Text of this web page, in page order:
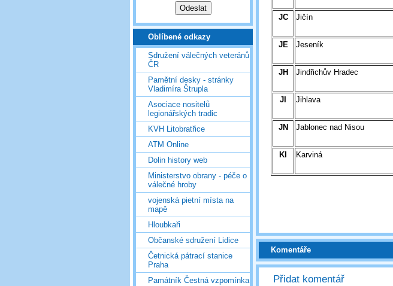
Oblíbené odkazy
Sdružení válečných veteránů
ČR
Pamětní desky - stránky
Vladimíra Štrupla
Asociace nositelů
legionářských tradic
KVH Litobratřice
ATM Online
Dolin history web
Ministerstvo obrany - péče o
válečné hroby
vojenská pietní místa na
mapě
Hloubkaři
Občanské sdružení Lidice
Četnická pátrací stanice
Praha
Památník Čestná vzpomínka
JC Jičín
JE Jeseník
JH Jindřichův Hradec
JI Jihlava
JN Jablonec nad Nisou
KI Karviná
Komentáře
Přidat komentář